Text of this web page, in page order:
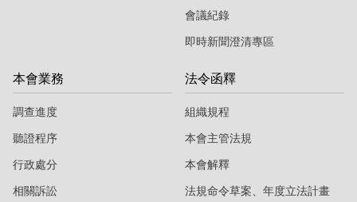
會議紀錄
即時新聞澄清專區
本會業務
調查進度
聽證程序
行政處分
相關訴訟
法令函釋
組織規程
本會主管法規
本會解釋
法規命令草案、年度立法計畫